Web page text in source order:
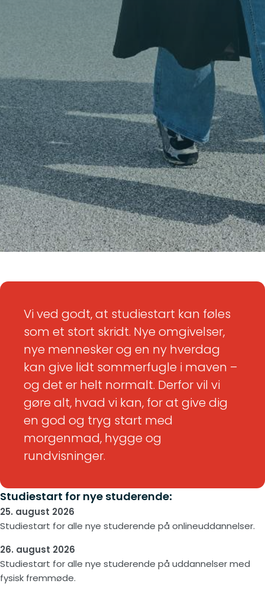
Vi ved godt, at studiestart kan føles
som et stort skridt. Nye omgivelser,
nye mennesker og en ny hverdag
kan give lidt sommerfugle i maven –
og det er helt normalt. Derfor vil vi
gøre alt, hvad vi kan, for at give dig
en god og tryg start med
morgenmad, hygge og
rundvisninger.
Studiestart for nye studerende:
25. august 2026
Studiestart for alle nye studerende på onlineuddannelser.
26. august 2026
Studiestart for alle nye studerende på uddannelser med
fysisk fremmøde.